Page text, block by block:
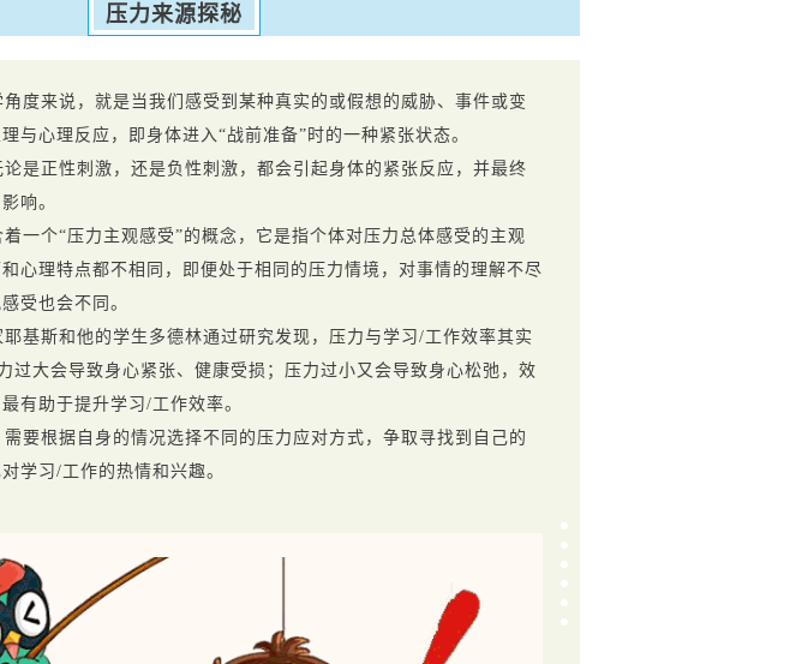
压力来源探秘
度来说，就是当我们感受到某种真实的或假想的威胁、事件或变
与心理反应，即身体进入“战前准备”时的一种紧张状态。
是正性刺激，还是负性刺激，都会引起身体的紧张反应，并最终
响。
一个“压力主观感受”的概念，它是指个体对压力总体感受的主观
心理特点都不相同，即便处于相同的压力情境，对事情的理解不尽
受也会不同。
基斯和他的学生多德林通过研究发现，压力与学习/工作效率其实
过大会导致身心紧张、健康受损；压力过小又会导致身心松弛，效
有助于提升学习/工作效率。
要根据自身的情况选择不同的压力应对方式，争取寻找到自己的
学习/工作的热情和兴趣。